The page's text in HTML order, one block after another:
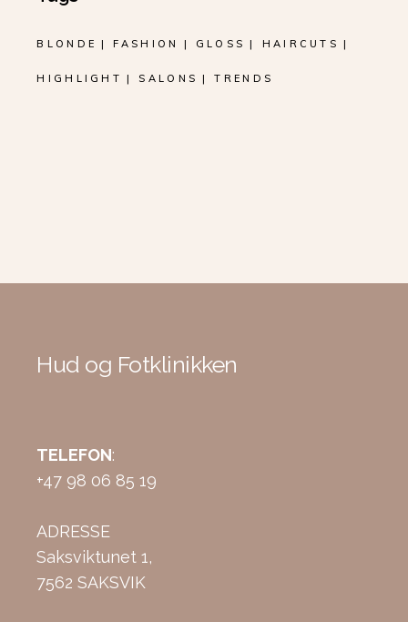
BLONDE FASHION GLOSS HAIRCUTS
HIGHLIGHT SALONS TRENDS
Hud og Fotklinikken
TELEFON:
+47 98 06 85 19
ADRESSE
Saksviktunet 1,
7562 SAKSVIK